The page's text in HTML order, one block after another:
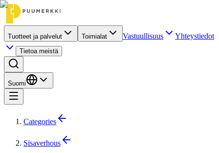
Tuotteet ja palvelut Toimialat Vastuullisuus Yhteystiedot
Tietoa meistä
Suomi
Categories
Sisaverhous